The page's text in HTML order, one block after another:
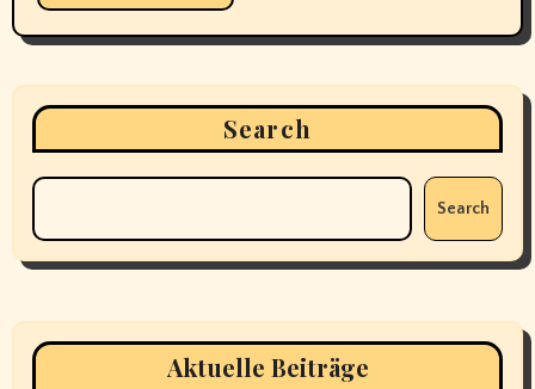
Search
Search
Aktuelle Beiträge